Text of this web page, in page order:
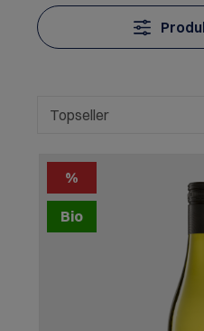
%
Bio